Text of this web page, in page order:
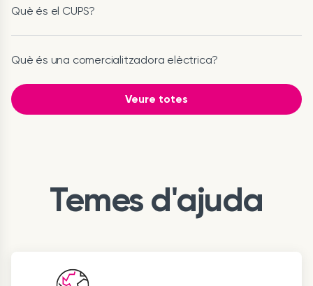
Què és el CUPS?
Què és una comercialitzadora elèctrica?
Veure totes
Temes d'ajuda